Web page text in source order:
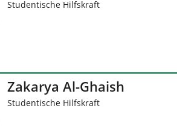
Studentische Hilfskraft
Zakarya Al-Ghaish
Studentische Hilfskraft